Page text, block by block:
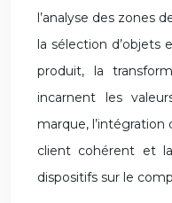
l’analyse des zones
la sélection d’objets
produit, la
incarnent les
marque, l’intégration
client cohérent et
dispositifs sur le